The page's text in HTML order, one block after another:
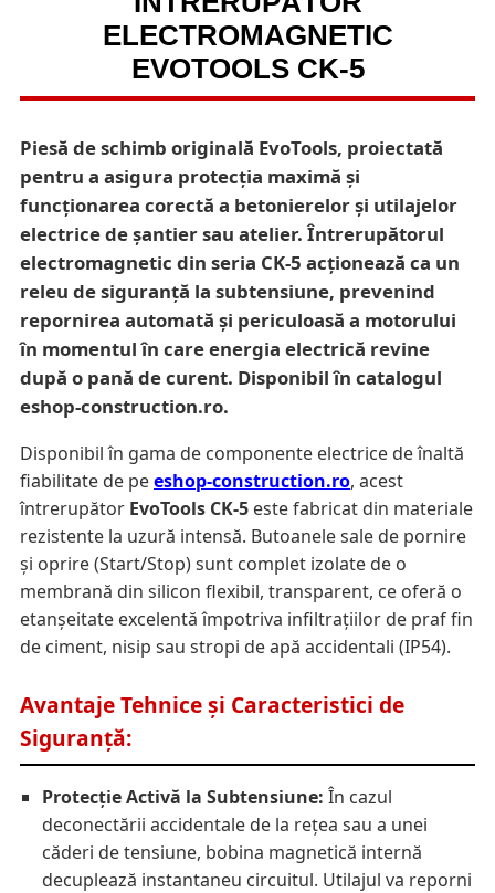
ELECTROMAGNETIC
EVOTOOLS CK-5
Piesă de schimb originală EvoTools, proiectată
pentru a asigura protecția maximă și
funcționarea corectă a betonierelor și utilajelor
electrice de șantier sau atelier. Întrerupătorul
electromagnetic din seria CK-5 acționează ca un
releu de siguranță la subtensiune, prevenind
repornirea automată și periculoasă a motorului
în momentul în care energia electrică revine
după o pană de curent. Disponibil în catalogul
eshop-construction.ro.
Disponibil în gama de componente electrice de înaltă
fiabilitate de peeshop-construction.ro, acest
întrerupător EvoTools CK-5 este fabricat din materiale
rezistente la uzură intensă. Butoanele sale de pornire
și oprire (Start/Stop) sunt complet izolate de o
membrană din silicon flexibil, transparent, ce oferă o
etanșeitate excelentă împotriva infiltrațiilor de praf fin
de ciment, nisip sau stropi de apă accidentali (IP54).
Avantaje Tehnice și Caracteristici de
Siguranță:
Protecție Activă la Subtensiune: În cazul
deconectării accidentale de la rețea sau a unei
căderi de tensiune, bobina magnetică internă
decuplează instantaneu circuitul. Utilajul va reporni